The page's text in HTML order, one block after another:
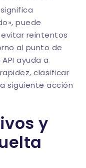
puede
reintentos
al punto de
ayuda a
clasificar
siguiente acción
y